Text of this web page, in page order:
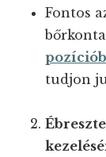
Fontos
tudjon